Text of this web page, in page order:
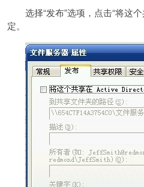
选择“发布”选项，点击“将这
定。